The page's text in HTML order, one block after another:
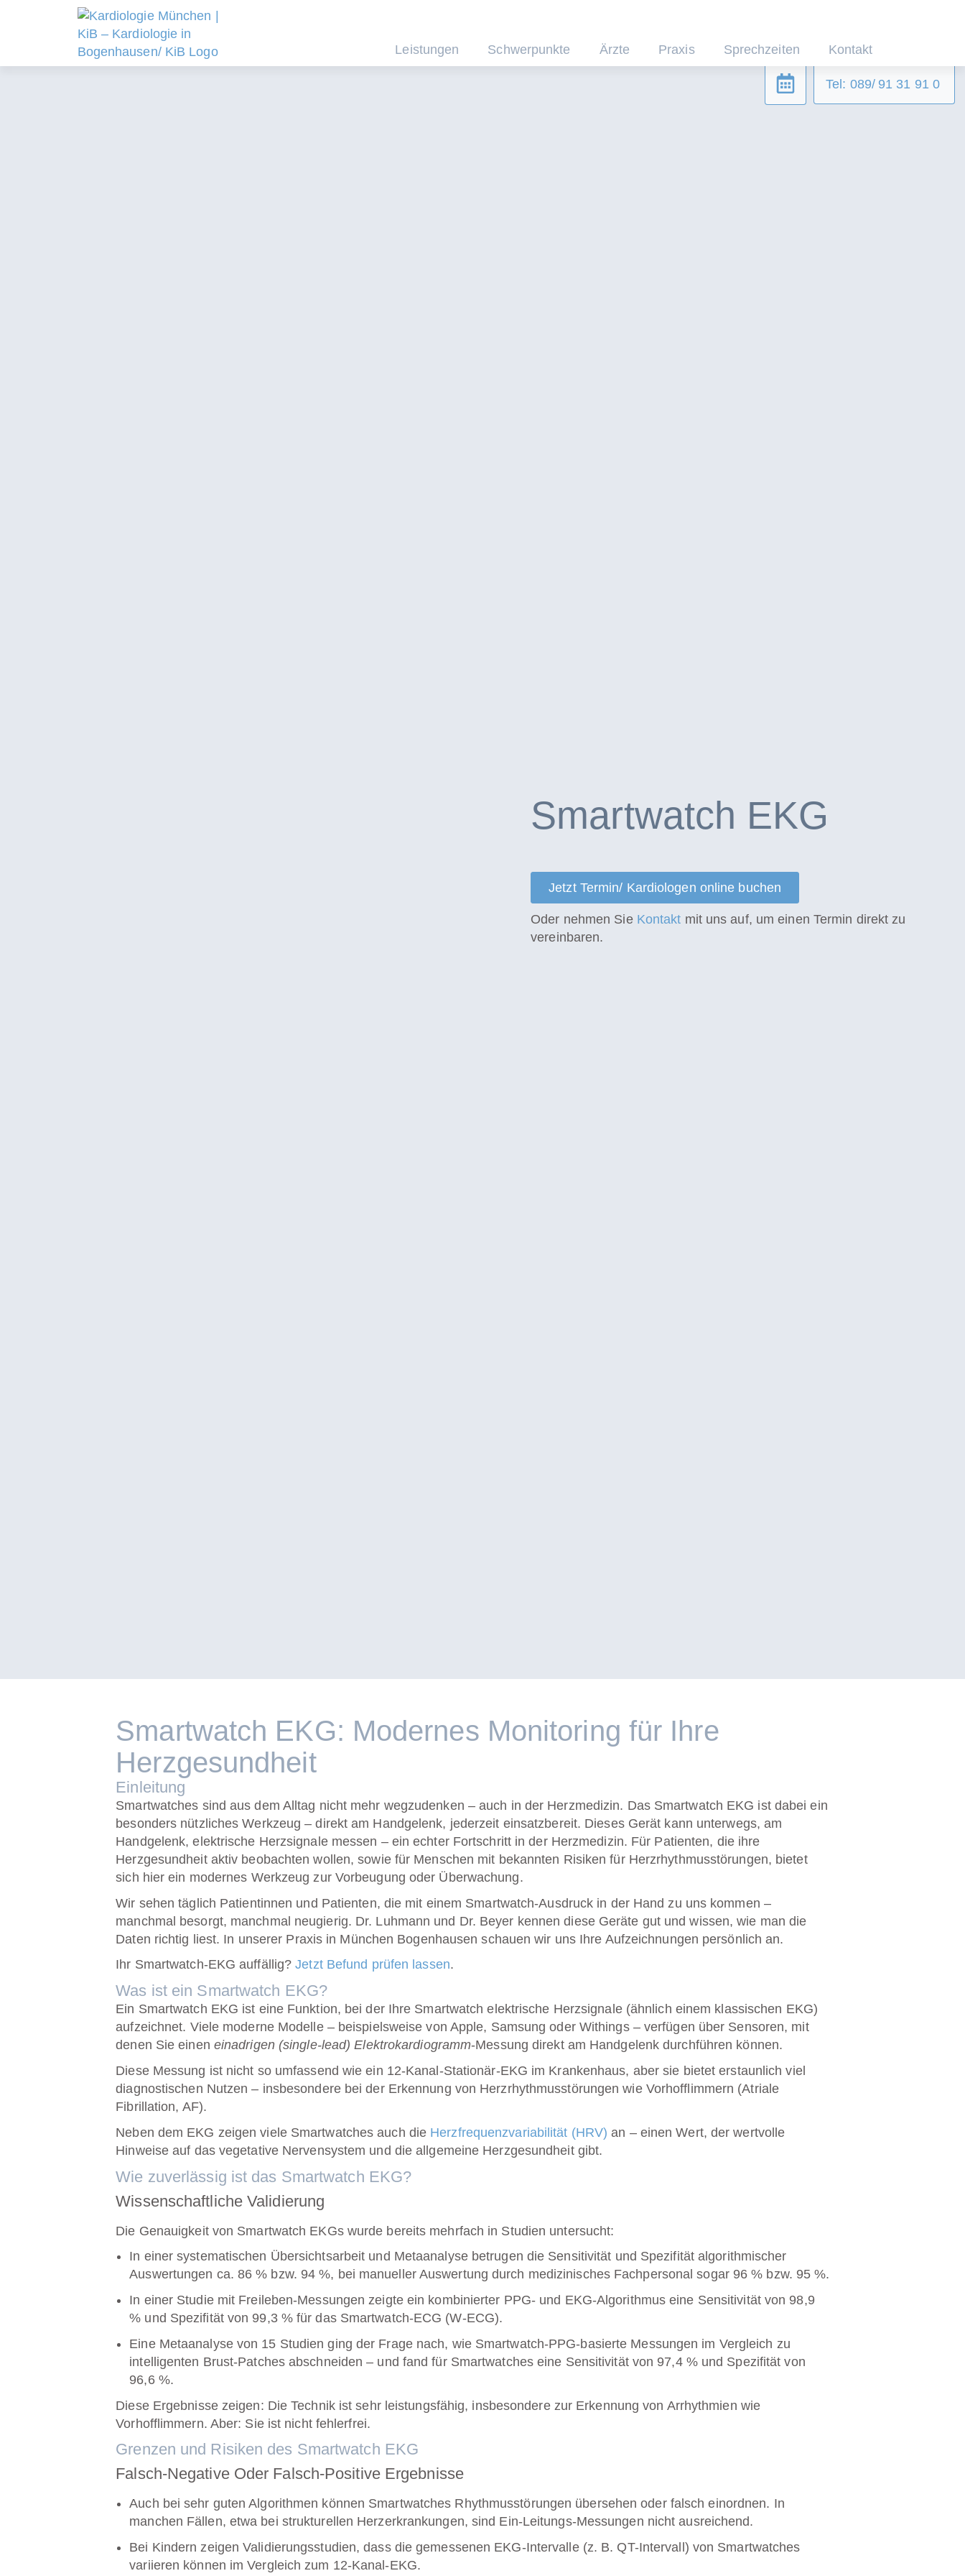
Leistungen Schwerpunkte Ärzte Praxis Sprechzeiten Kontakt
Tel: 089/ 91 31 91 0
Smartwatch EKG
Jetzt Termin/ Kardiologen online buchen
Oder nehmen Sie Kontakt mit uns auf, um einen Termin direkt zu
vereinbaren.
Smartwatch EKG: Modernes Monitoring für Ihre
Herzgesundheit
Einleitung
Smartwatches sind aus dem Alltag nicht mehr wegzudenken – auch in der Herzmedizin. Das Smartwatch EKG ist dabei ein
besonders nützliches Werkzeug – direkt am Handgelenk, jederzeit einsatzbereit. Dieses Gerät kann unterwegs, am
Handgelenk, elektrische Herzsignale messen – ein echter Fortschritt in der Herzmedizin. Für Patienten, die ihre
Herzgesundheit aktiv beobachten wollen, sowie für Menschen mit bekannten Risiken für Herzrhythmusstörungen, bietet
sich hier ein modernes Werkzeug zur Vorbeugung oder Überwachung.
Wir sehen täglich Patientinnen und Patienten, die mit einem Smartwatch-Ausdruck in der Hand zu uns kommen –
manchmal besorgt, manchmal neugierig. Dr. Luhmann und Dr. Beyer kennen diese Geräte gut und wissen, wie man die
Daten richtig liest. In unserer Praxis in München Bogenhausen schauen wir uns Ihre Aufzeichnungen persönlich an.
Ihr Smartwatch-EKG auffällig?Jetzt Befund prüfen lassen.
Was ist ein Smartwatch EKG?
Ein Smartwatch EKG ist eine Funktion, bei der Ihre Smartwatch elektrische Herzsignale (ähnlich einem klassischen EKG)
aufzeichnet. Viele moderne Modelle – beispielsweise von Apple, Samsung oder Withings – verfügen über Sensoren, mit
denen Sie einen einadrigen (single-lead) Elektrokardiogramm-Messung direkt am Handgelenk durchführen können.
Diese Messung ist nicht so umfassend wie ein 12-Kanal-Stationär-EKG im Krankenhaus, aber sie bietet erstaunlich viel
diagnostischen Nutzen – insbesondere bei der Erkennung von Herzrhythmusstörungen wie Vorhofflimmern (Atriale
Fibrillation, AF).
Neben dem EKG zeigen viele Smartwatches auch die Herzfrequenzvariabilität (HRV) an – einen Wert, der wertvolle
Hinweise auf das vegetative Nervensystem und die allgemeine Herzgesundheit gibt.
Wie zuverlässig ist das Smartwatch EKG?
Wissenschaftliche Validierung
Die Genauigkeit von Smartwatch EKGs wurde bereits mehrfach in Studien untersucht:
In einer systematischen Übersichtsarbeit und Metaanalyse betrugen die Sensitivität und Spezifität algorithmischer
Auswertungen ca. 86 % bzw. 94 %, bei manueller Auswertung durch medizinisches Fachpersonal sogar 96 % bzw. 95 %.
In einer Studie mit Freileben-Messungen zeigte ein kombinierter PPG- und EKG-Algorithmus eine Sensitivität von 98,9
% und Spezifität von 99,3 %für das Smartwatch-ECG (W-ECG).
Eine Metaanalyse von 15 Studien ging der Frage nach, wie Smartwatch-PPG-basierte Messungen im Vergleich zu
intelligenten Brust-Patches abschneiden – und fand für Smartwatches eine Sensitivität von 97,4 %und Spezifität von
96,6 %.
Diese Ergebnisse zeigen: Die Technik ist sehr leistungsfähig, insbesondere zur Erkennung von Arrhythmien wie
Vorhofflimmern. Aber: Sie ist nicht fehlerfrei.
Grenzen und Risiken des Smartwatch EKG
Falsch-Negative Oder Falsch-Positive Ergebnisse
Auch bei sehr guten Algorithmen können Smartwatches Rhythmusstörungen übersehen oder falsch einordnen. In
manchen Fällen, etwa bei strukturellen Herzerkrankungen, sind Ein-Leitungs-Messungen nicht ausreichend.
Bei Kindern zeigen Validierungsstudien, dass die gemessenen EKG-Intervalle (z. B. QT-Intervall) von Smartwatches
variieren können im Vergleich zum 12-Kanal-EKG.